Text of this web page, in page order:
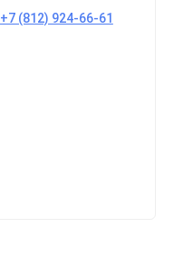
+7 (812) 924-66-61